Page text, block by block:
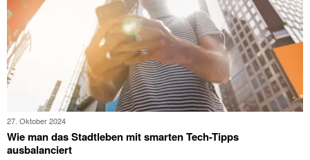
27. Oktober 2024
Wie man das Stadtleben mit smarten Tech-Tipps
ausbalanciert